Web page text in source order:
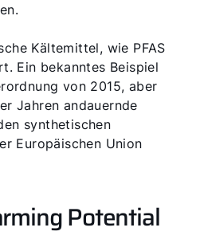
Kältemittel, wie PFAS
Ein bekanntes Beispiel
von 2015, aber
Jahren andauernde
synthetischen
Europäischen Union
Potential